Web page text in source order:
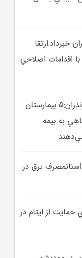
ايران خبرداد:ارتقا
با اقدامات اصلاحي
مديريت درمان تامين اجتماعي مازندران:5 بيمارستان
درمانگاهي به بيمه
برق در
حمايت از ايتام در